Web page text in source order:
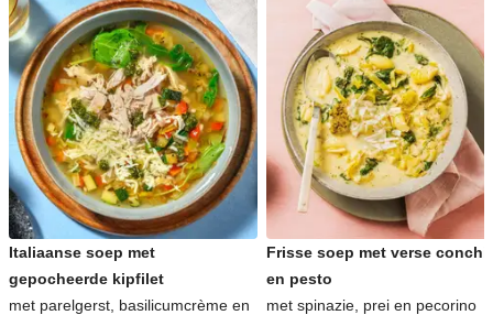
Italiaanse soep met
gepocheerde kipfilet
met parelgerst, basilicumcrème en
Frisse soep met verse
en pesto
met spinazie, prei en pecorino